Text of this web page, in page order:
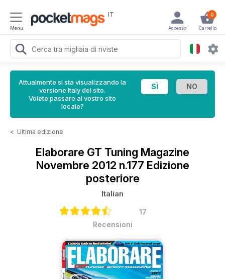
Menu
IT 0
Carrello
Accesso
Attualmente si sta visualizzando la
versione Italy del sito.
Volete passare al vostro sito
locale?
< Ultima edizione
Elaborare GT Tuning Magazine
Novembre 2012 n.177 Edizione
posteriore
Italian
17
Recensioni